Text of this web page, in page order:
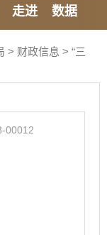
走进
数据
> 财政信息 > “三
00012